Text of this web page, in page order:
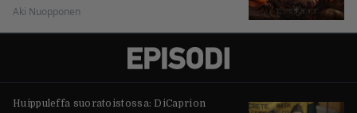
Aki Nuopponen
Huippuleffa suoratoistossa: DiCaprion